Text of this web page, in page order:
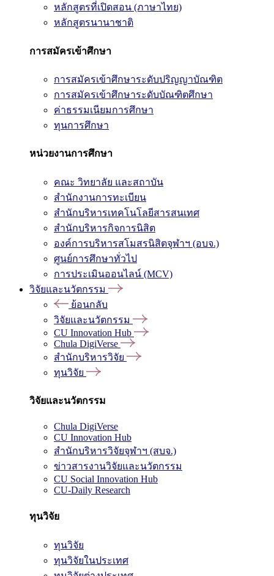
หลักสูตรที่เปิดสอน (ภาษาไทย)
หลักสูตรนานาชาติ
การสมัครเข้าศึกษา
การสมัครเข้าศึกษาระดับปริญญาบัณฑิต
การสมัครเข้าศึกษาระดับบัณฑิตศึกษา
ค่าธรรมเนียมการศึกษา
ทุนการศึกษา
หน่วยงานการศึกษา
คณะ วิทยาลัย และสถาบัน
สำนักงานการทะเบียน
สำนักบริหารเทคโนโลยีสารสนเทศ
สำนักบริหารกิจการนิสิต
องค์การบริหารสโมสรนิสิตจุฬาฯ (อบจ.)
ศูนย์การศึกษาทั่วไป
การประเมินออนไลน์ (MCV)
วิจัยและนวัตกรรม
ย้อนกลับ
วิจัยและนวัตกรรม
CU Innovation Hub
Chula DigiVerse
สำนักบริหารวิจัย
ทุนวิจัย
วิจัยและนวัตกรรม
Chula DigiVerse
CU Innovation Hub
สำนักบริหารวิจัยจุฬาฯ (สบจ.)
ข่าวสารงานวิจัยและนวัตกรรม
CU Social Innovation Hub
CU-Daily Research
ทุนวิจัย
ทุนวิจัย
ทุนวิจัยในประเทศ